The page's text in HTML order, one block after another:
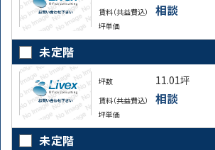
賃料（共益費込） 相談
坪単価
未定階
坪数 11.01坪
賃料（共益費込） 相談
坪単価
未定階